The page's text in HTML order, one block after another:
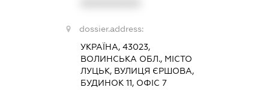
dossier.address:
УКРАЇНА, 43023,
ВОЛИНСЬКА ОБЛ., МІСТО
ЛУЦЬК, ВУЛИЦЯ ЄРШОВА,
БУДИНОК 11, ОФІС 7